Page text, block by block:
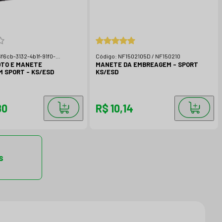
3132-4b1f-91f0-
E MANETE
SPORT - KS/ESD
Código: NF1502105D / NF150210
MANETE DA EMBREAGEM - SPORT
KS/ESD
R$ 10,14